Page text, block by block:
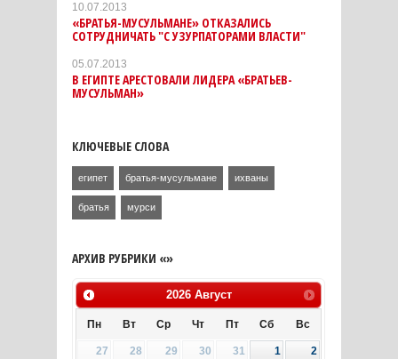
10.07.2013
«БРАТЬЯ-МУСУЛЬМАНЕ» ОТКАЗАЛИСЬ
СОТРУДНИЧАТЬ "С УЗУРПАТОРАМИ ВЛАСТИ"
05.07.2013
В ЕГИПТЕ АРЕСТОВАЛИ ЛИДЕРА «БРАТЬЕВ-
МУСУЛЬМАН»
КЛЮЧЕВЫЕ СЛОВА
египет братья-мусульмане ихваны
братья мурси
АРХИВ РУБРИКИ «»
2026 Август
Пн Вт Ср Чт Пт Сб Вс
27 28 29 30 31 1
2